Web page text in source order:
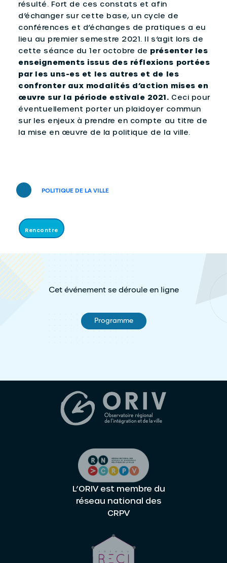
POLITIQUE DE LA VILLE
Rencontre
résulté. Fort de ces constats et afin
d’échanger sur cette base, un cycle de
conférences et d’échanges de pratiques a eu
lieu au premier semestre 2021. Il s’agit lors de
cette séance du 1er octobre de présenter les
enseignements issus des réflexions portées
par les uns-es et les autres et de les
confronter aux modalités d’action mises en
œuvre sur la période estivale 2021. Ceci pour
éventuellement porter un plaidoyer commun
sur les enjeux à prendre en compte au titre de
la mise en œuvre de la politique de la ville.
Cet événement se déroule en ligne
Programme
L’ORIV est membre du
réseau national des
CRPV